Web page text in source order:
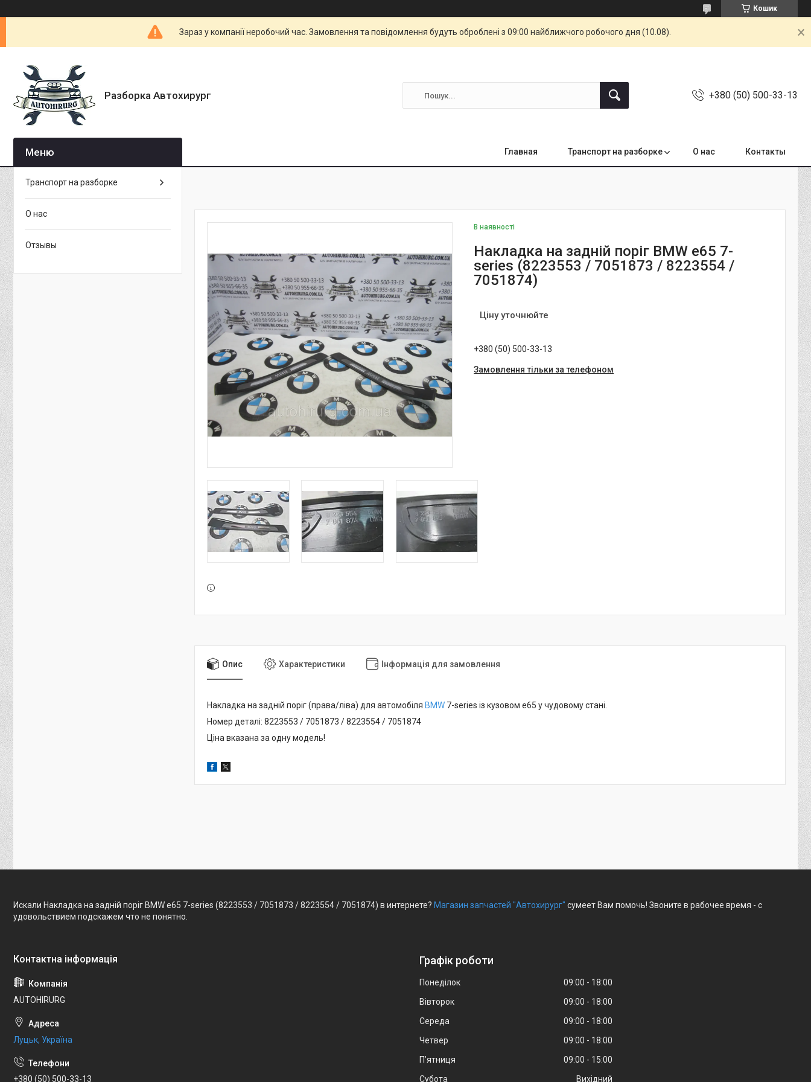
Кошик
Зараз у компанії неробочий час. Замовлення та повідомлення будуть оброблені з 09:00 найближчого робочого дня (10.08).
Разборка Автохирург +380 (50) 500-33-13
Главная Транспорт на разборке О нас Контакты
В наявності
Накладка на задній поріг BMW e65 7-
series (8223553 / 7051873 / 8223554 /
7051874)
Ціну уточнюйте
+380 (50) 500-33-13
Замовлення тільки за телефоном
Опис Характеристики Інформація для замовлення
Накладка на задній поріг (права/ліва) для автомобіля BMW 7-series із кузовом e65 у чудовому стані.
Номер деталі: 8223553 / 7051873 / 8223554 / 7051874
Ціна вказана за одну модель!
Транспорт на разборке
О нас
Отзывы
Искали Накладка на задній поріг BMW e65 7-series (8223553 / 7051873 / 8223554 / 7051874) в интернете? Магазин запчастей "Автохирург" сумеет Вам помочь! Звоните в рабочее время - с
удовольствием подскажем что не понятно.
AUTOHIRURG
Луцьк, Україна
+380 (50) 500-33-13
Графік роботи
Понеділок 09:00
18:00
Вівторок
09:00
18:00
Середа
09:00
18:00
Четвер
09:00
18:00
Пʼятниця
09:00
15:00
Субота
Вихідний